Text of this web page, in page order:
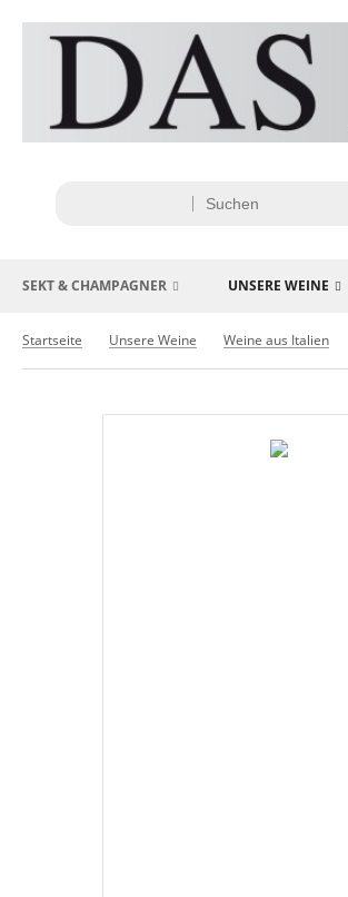
SEKT & CHAMPAGNER UNSERE WEINE
Startseite Unsere Weine Weine aus Italien